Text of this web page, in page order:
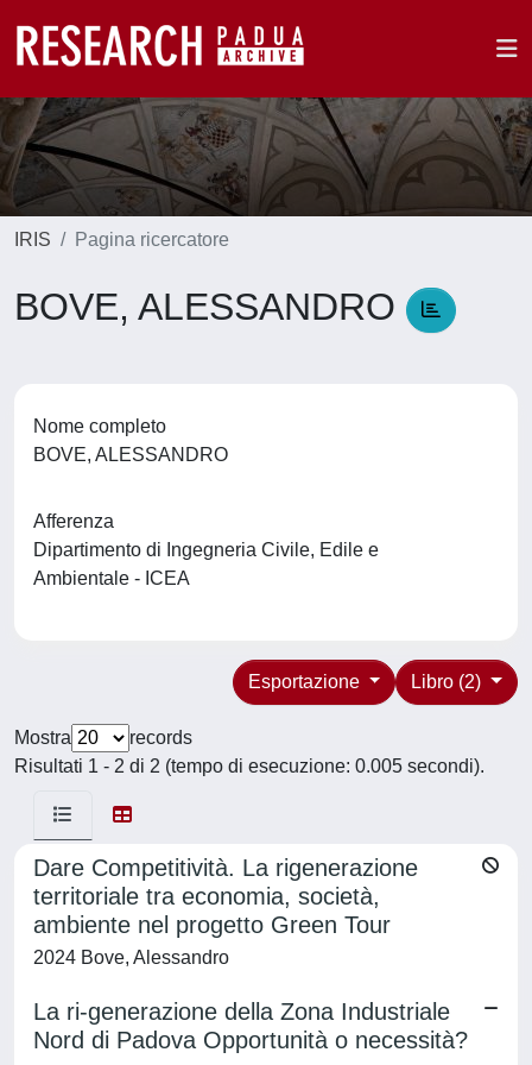
IRIS Pagina ricercatore
BOVE, ALESSANDRO
Nome completo
BOVE, ALESSANDRO
Afferenza
Dipartimento di Ingegneria Civile, Edile e
Ambientale - ICEA
Libro (2)
Esportazione
Mostra
records
Risultati 1 - 2 di 2 (tempo di esecuzione: 0.005 secondi).
Dare Competitività. La rigenerazione
territoriale tra economia, società,
ambiente nel progetto Green Tour
2024 Bove, Alessandro
La ri-generazione della Zona Industriale
Nord di Padova Opportunità o necessità?